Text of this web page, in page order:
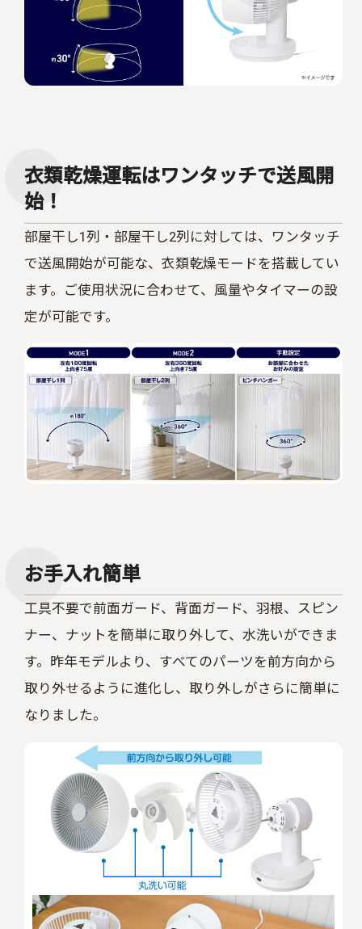
衣類乾燥運転はワンタッチで送風開
始！
部屋干し1列・部屋干し2列に対しては、ワンタッチ
で送風開始が可能な、衣類乾燥モードを搭載してい
ます。ご使用状況に合わせて、風量やタイマーの設
定が可能です。
お手入れ簡単
工具不要で前面ガード、背面ガード、羽根、スピン
ナー、ナットを簡単に取り外して、水洗いができま
す。昨年モデルより、すべてのパーツを前方向から
取り外せるように進化し、取り外しがさらに簡単に
なりました。